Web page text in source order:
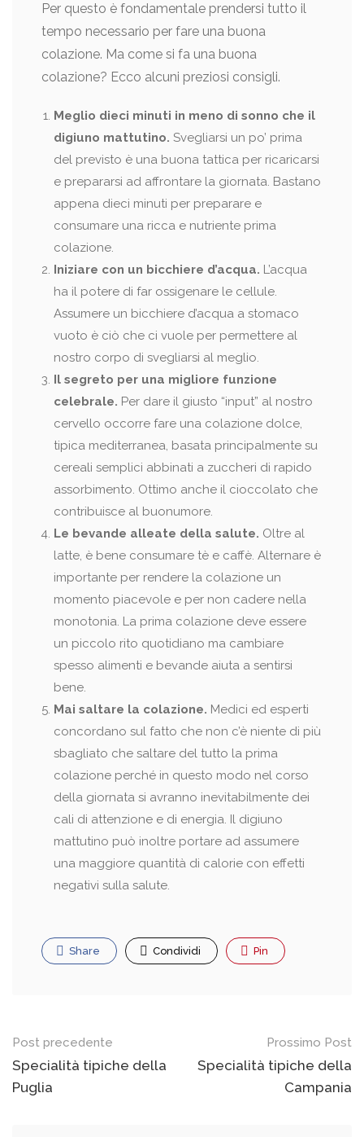
Per questo è fondamentale prendersi tutto il
tempo necessario per fare una buona
colazione. Ma come si fa una buona
colazione? Ecco alcuni preziosi consigli.
Meglio dieci minuti in meno di sonno che il
digiuno mattutino. Svegliarsi un po’ prima
del previsto è una buona tattica per ricaricarsi
e prepararsi ad affrontare la giornata. Bastano
appena dieci minuti per preparare e
consumare una ricca e nutriente prima
colazione.
Iniziare con un bicchiere d’acqua. L’acqua
ha il potere di far ossigenare le cellule.
Assumere un bicchiere d’acqua a stomaco
vuoto è ciò che ci vuole per permettere al
nostro corpo di svegliarsi al meglio.
Il segreto per una migliore funzione
celebrale. Per dare il giusto “input” al nostro
cervello occorre fare una colazione dolce,
tipica mediterranea, basata principalmente su
cereali semplici abbinati a zuccheri di rapido
assorbimento. Ottimo anche il cioccolato che
contribuisce al buonumore.
Le bevande alleate della salute. Oltre al
latte, è bene consumare tè e caffè. Alternare è
importante per rendere la colazione un
momento piacevole e per non cadere nella
monotonia. La prima colazione deve essere
un piccolo rito quotidiano ma cambiare
spesso alimenti e bevande aiuta a sentirsi
bene.
Mai saltare la colazione. Medici ed esperti
concordano sul fatto che non c’è niente di più
sbagliato che saltare del tutto la prima
colazione perché in questo modo nel corso
della giornata si avranno inevitabilmente dei
cali di attenzione e di energia. Il digiuno
mattutino può inoltre portare ad assumere
una maggiore quantità di calorie con effetti
negativi sulla salute.
Share Condividi Pin
Post
navigation
Post precedente
Specialità tipiche della
Puglia
Prossimo Post
Specialità tipiche della
Campania